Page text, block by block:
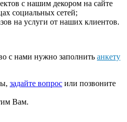
с нашим декором на сайте
социальных сетей;
на услуги от наших клиентов.
с нами нужно заполнить анкету
задайте вопрос или позвоните
Вам.